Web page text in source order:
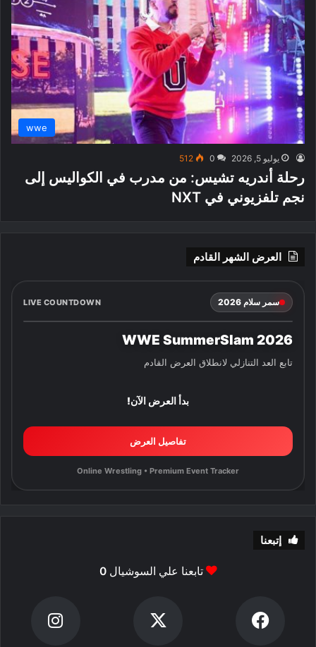
wwe
يوليو 5, 2026 0
512
رحلة أندريه تشيس: من مدرب في الكواليس إلى
نجم تلفزيوني في NXT
العرض الشهر القادم
سمر سلام 2026 LIVE COUNTDOWN
WWE SummerSlam 2026
تابع العد التنازلي لانطلاق العرض القادم
بدأ العرض الآن!
تفاصيل العرض
Online Wrestling • Premium Event Tracker
إتبعنا
تابعنا علي السوشيال0